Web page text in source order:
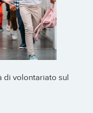
di volontariato sul